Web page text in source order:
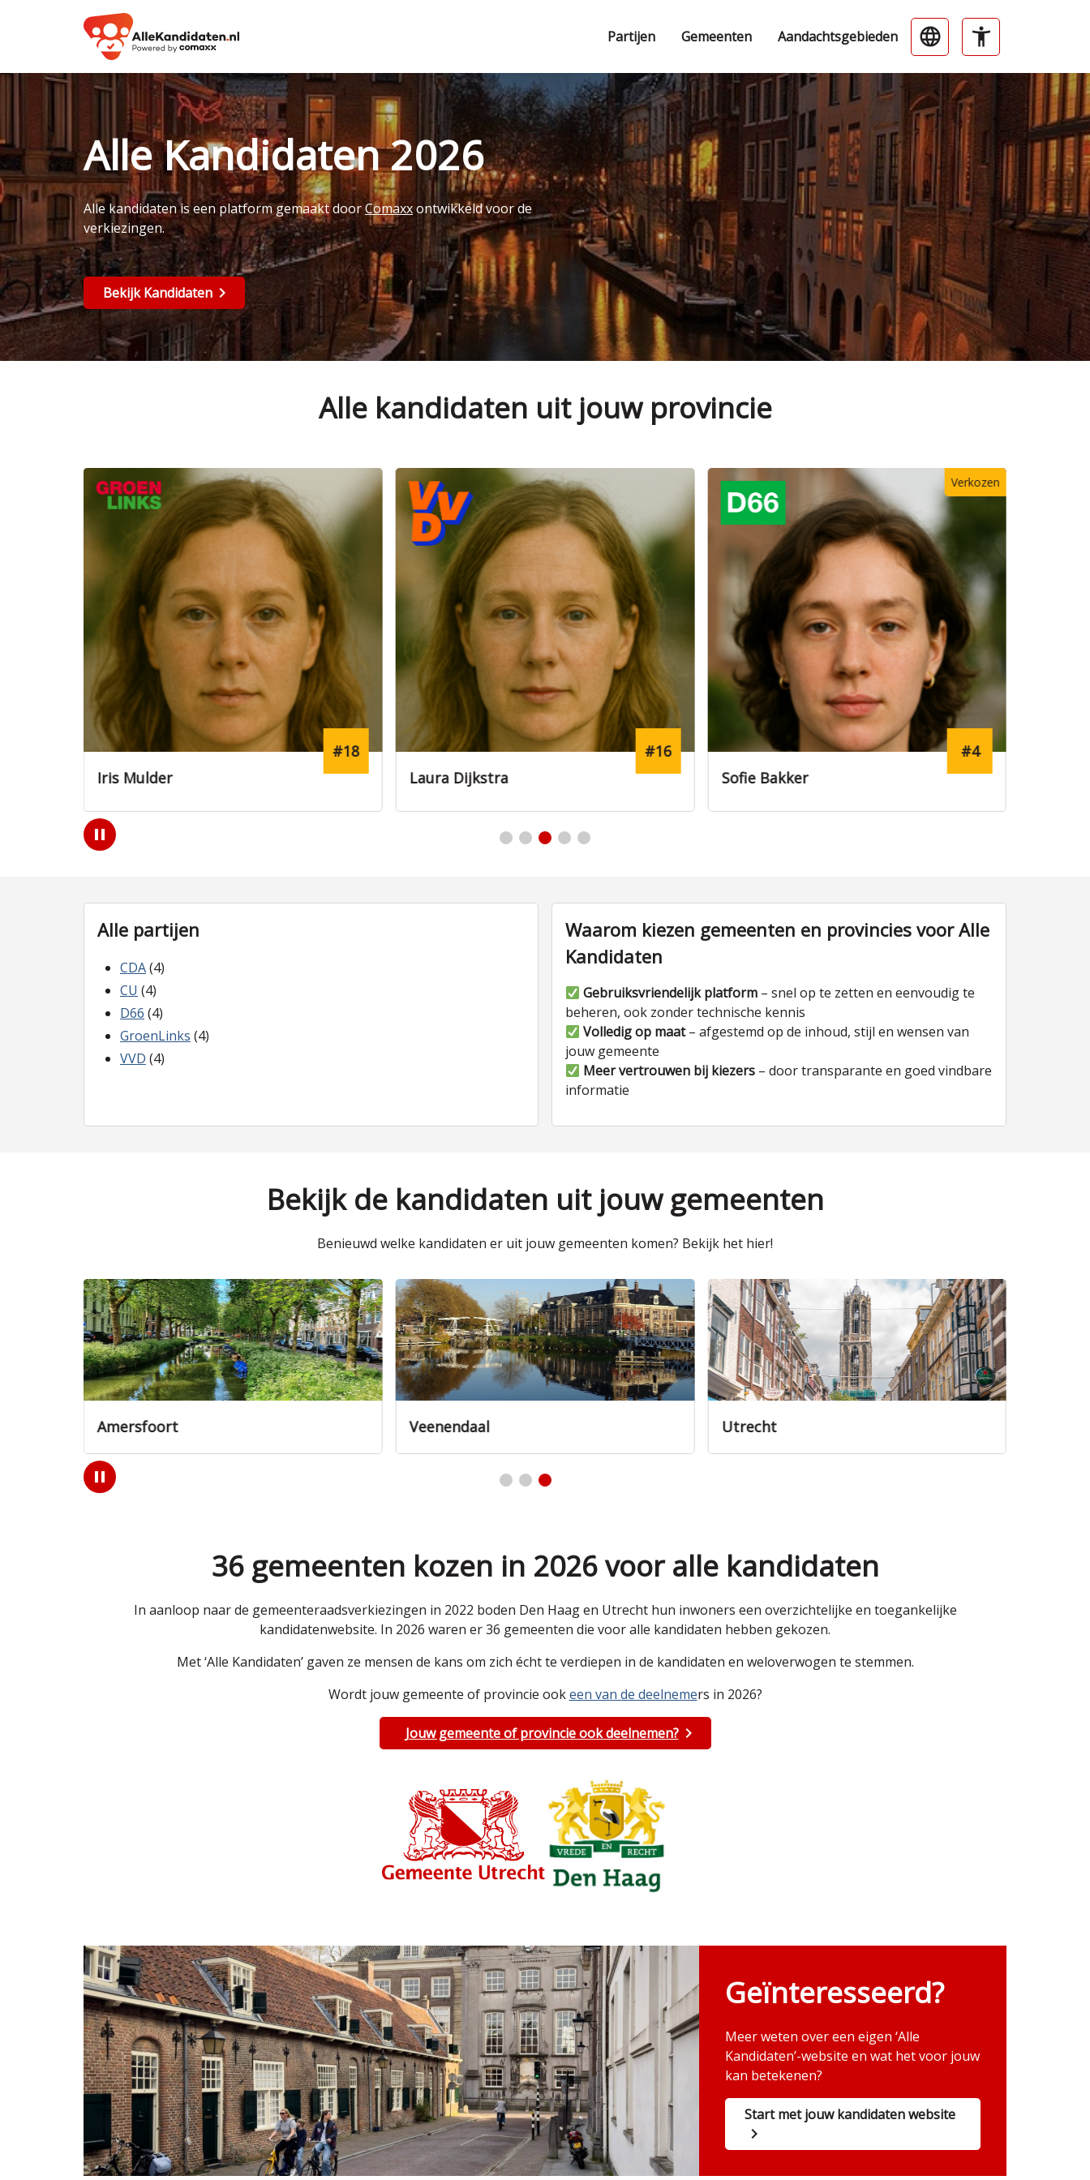
Partijen Gemeenten Aandachtsgebieden
Alle Kandidaten 2026
Alle kandidaten is een platform gemaakt doorComaxxontwikkeld voor de
verkiezingen.
Bekijk Kandidaten
Alle kandidaten uit jouw provincie
Iris Mulder
#18
Laura Dijkstra
#16
Verkozen
Sofie Bakker
#4
Play
/
Alle partijen
CDA(4)
CU (4)
D66 (4)
GroenLinks (4)
VVD (4)
Waarom kiezen gemeenten en provincies voor Alle
Kandidaten
Gebruiksvriendelijk platform – snel op te zetten en eenvoudig te
beheren, ook zonder technische kennis
Volledig op maat– afgestemd op de inhoud, stijl en wensen van
jouw gemeente
Meer vertrouwen bij kiezers – door transparante en goed vindbare
informatie
Bekijk de kandidaten uit jouw gemeenten
Benieuwd welke kandidaten er uit jouw gemeenten komen? Bekijk het hier!
Amersfoort Veenendaal Utrecht
Play
/
36 gemeenten kozen in 2026 voor alle kandidaten
In aanloop naar de gemeenteraadsverkiezingen in 2022 boden Den Haag en Utrecht hun inwoners een overzichtelijke en toegankelijke
kandidatenwebsite. In 2026 waren er 36 gemeenten die voor alle kandidaten hebben gekozen.
Met ‘Alle Kandidaten’ gaven ze mensen de kans om zich écht te verdiepen in de kandidaten en weloverwogen te stemmen.
Wordt jouw gemeente of provincie ookeen van de deelnemers in 2026?
Jouw gemeente of provincie ook deelnemen?
Geïnteresseerd?
Meer weten over een eigen ‘Alle
Kandidaten’-website en wat het voor jouw
kan betekenen?
Start met jouw kandidaten website